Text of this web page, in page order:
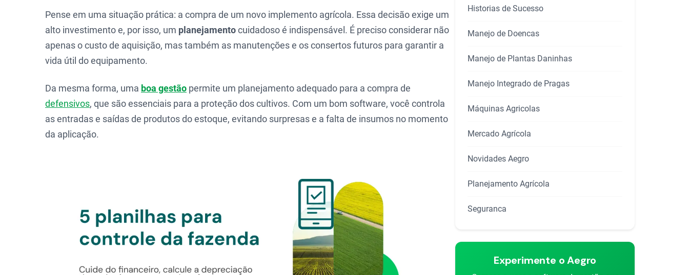
Pense em uma situação prática: a compra de um novo implemento agrícola. Essa decisão exige um
alto investimento e, por isso, um planejamentocuidadoso é indispensável. É preciso considerar não
apenas o custo de aquisição, mas também as manutenções e os consertos futuros para garantir a
vida útil do equipamento.
Da mesma forma, uma boa gestão permite um planejamento adequado para a compra de
defensivos, que são essenciais para a proteção dos cultivos. Com um bom software, você controla
as entradas e saídas de produtos do estoque, evitando surpresas e a falta de insumos no momento
da aplicação.
Historias de Sucesso
Manejo de Doencas
Manejo de Plantas Daninhas
Manejo Integrado de Pragas
Máquinas Agricolas
Mercado Agrícola
Novidades Aegro
Planejamento Agrícola
Seguranca
Experimente o Aegro